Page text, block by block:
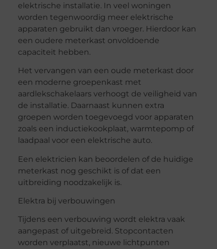
elektrische installatie. In veel woningen
worden tegenwoordig meer elektrische
apparaten gebruikt dan vroeger. Hierdoor kan
een oudere meterkast onvoldoende
capaciteit hebben.
Het vervangen van een oude meterkast door
een moderne groepenkast met
aardlekschakelaars verhoogt de veiligheid van
de installatie. Daarnaast kunnen extra
groepen worden toegevoegd voor apparaten
zoals een inductiekookplaat, warmtepomp of
laadpaal voor een elektrische auto.
Een elektricien kan beoordelen of de huidige
meterkast nog geschikt is of dat een
uitbreiding noodzakelijk is.
Elektra bij verbouwingen
Tijdens een verbouwing wordt elektra vaak
aangepast of uitgebreid. Stopcontacten
worden verplaatst, nieuwe lichtpunten